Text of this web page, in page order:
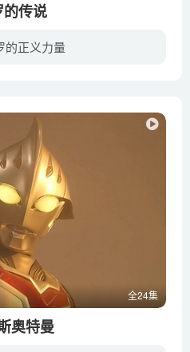
传说
的正义力量
全24集
奥特曼